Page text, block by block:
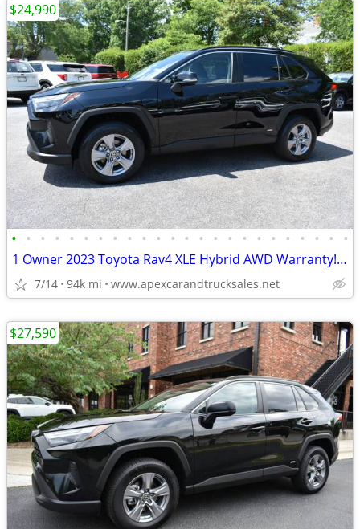
• • • • • • • • • • • • • • • • • • • • • • • •
1 Owner 2023 Toyota Rav4 XLE Hybrid AWD Warranty! Financing Available!
7/14 94k mi www.apexcarandtrucksales.net
$24,990
$27,590